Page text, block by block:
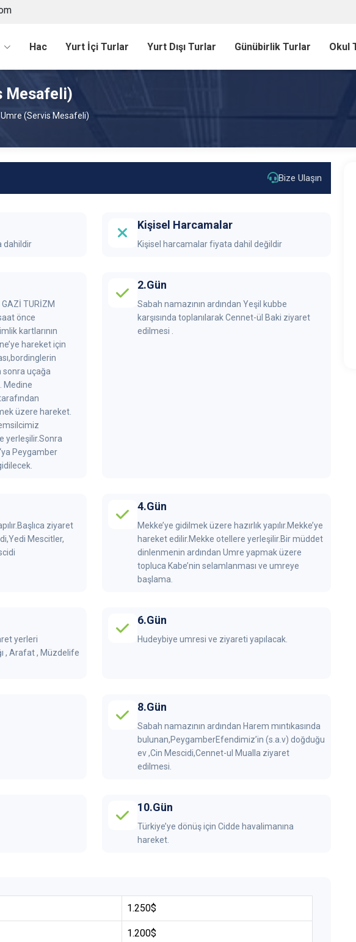
Hac Yurt İçi Turlar Yurt Dışı Turlar Günübirlik Turlar Okul
Mesafeli)
(Servis Mesafeli)
Bize Ulaşın
dahildir
Kişisel Harcamalar
Kişisel harcamalar fiyata dahil değildir
TURİZM
önce
kartlarının
hareket için
sonra uçağa
Medine
üzere hareket.
yerleşilir.Sonra
Peygamber
2.Gün
Sabah namazının ardından Yeşil kubbe
karşısında toplanılarak Cennet-ül Baki ziyaret
edilmesi .
ziyaret
Mescitler,
4.Gün
Mekke’ye gidilmek üzere hazırlık yapılır.Mekke’ye
hareket edilir.Mekke otellere yerleşilir.Bir müddet
dinlenmenin ardından Umre yapmak üzere
topluca Kabe’nin selamlanması ve umreye
başlama.
yerleri
, Arafat , Müzdelife
6.Gün
Hudeybiye umresi ve ziyareti yapılacak.
8.Gün
Sabah namazının ardından Harem mıntıkasında
bulunan,PeygamberEfendimiz’in (s.a.v) doğduğu
ev ,Cin Mescidi,Cennet-ul Mualla ziyaret
edilmesi.
10.Gün
Türkiye’ye dönüş için Cidde havalimanına
hareket.
1.250$
1.200$